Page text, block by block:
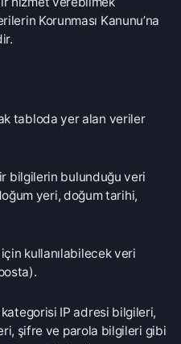
bulunduğu veri
yeri, doğum tarihi,
bilgileri)
tüzel üçüncü kişi,
hastalar,
gerekli çalışmaların